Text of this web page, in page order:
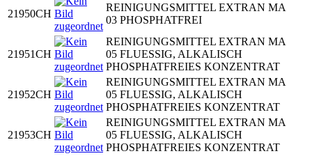
21950CH
REINIGUNGSMITTEL EXTRAN MA
03 PHOSPHATFREI
21951CH
REINIGUNGSMITTEL EXTRAN MA
05 FLUESSIG, ALKALISCH
PHOSPHATFREIES KONZENTRAT
21952CH
REINIGUNGSMITTEL EXTRAN MA
05 FLUESSIG, ALKALISCH
PHOSPHATFREIES KONZENTRAT
21953CH
REINIGUNGSMITTEL EXTRAN MA
05 FLUESSIG, ALKALISCH
PHOSPHATFREIES KONZENTRAT